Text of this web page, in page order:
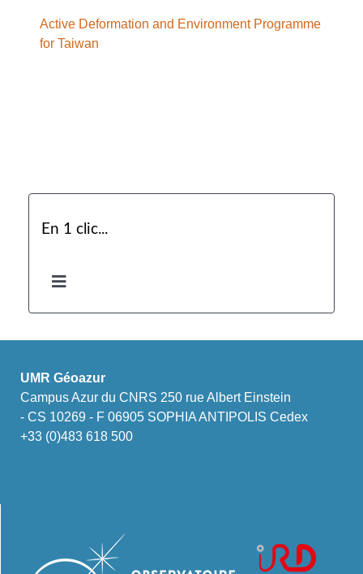
Active Deformation and Environment Programme
for Taiwan
En 1 clic...
UMR Géoazur
Campus Azur du CNRS 250 rue Albert Einstein
- CS 10269 - F 06905 SOPHIA ANTIPOLIS Cedex
+33 (0)483 618 500